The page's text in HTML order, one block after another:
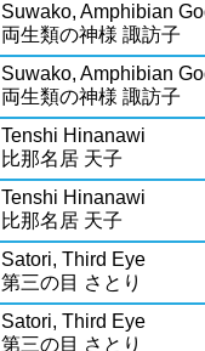
Suwako, Amphibian
両生類の神様 諏訪子
Suwako, Amphibian
両生類の神様 諏訪子
Tenshi Hinanawi
比那名居 天子
Tenshi Hinanawi
比那名居 天子
Satori, Third Eye
第三の目 さとり
Satori, Third Eye
第三の目 さとり